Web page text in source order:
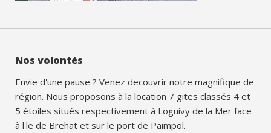
Nos volontés
Envie d'une pause ? Venez decouvrir notre magnifique de
région. Nous proposons à la location 7 gites classés 4 et
5 étoiles situés respectivement à Loguivy de la Mer face
à l'le de Brehat et sur le port de Paimpol.